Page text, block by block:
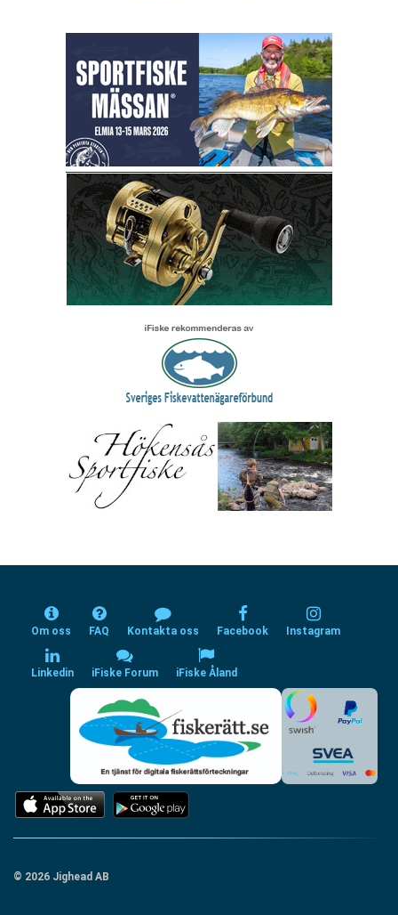
Om oss FAQ Kontakta oss Facebook Instagram
Linkedin iFiske Forum iFiske Åland
© 2026 Jighead AB